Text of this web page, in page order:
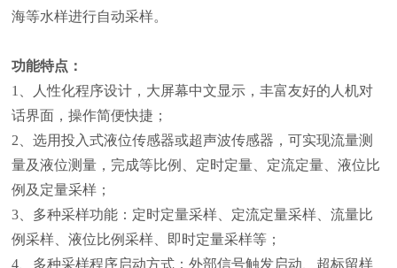
海等水样进行自动采样。
功能特点：
1、人性化程序设计，大屏幕中文显示，丰富友好的人机对
话界面，操作简便快捷；
2、选用投入式液位传感器或超声波传感器，可实现流量测
量及液位测量，完成等比例、定时定量、定流定量、液位比
例及定量采样；
3、多种采样功能：定时定量采样、定流定量采样、流量比
例采样、液位比例采样、即时定量采样等；
4、多种采样程序启动方式：外部信号触发启动、超标留样